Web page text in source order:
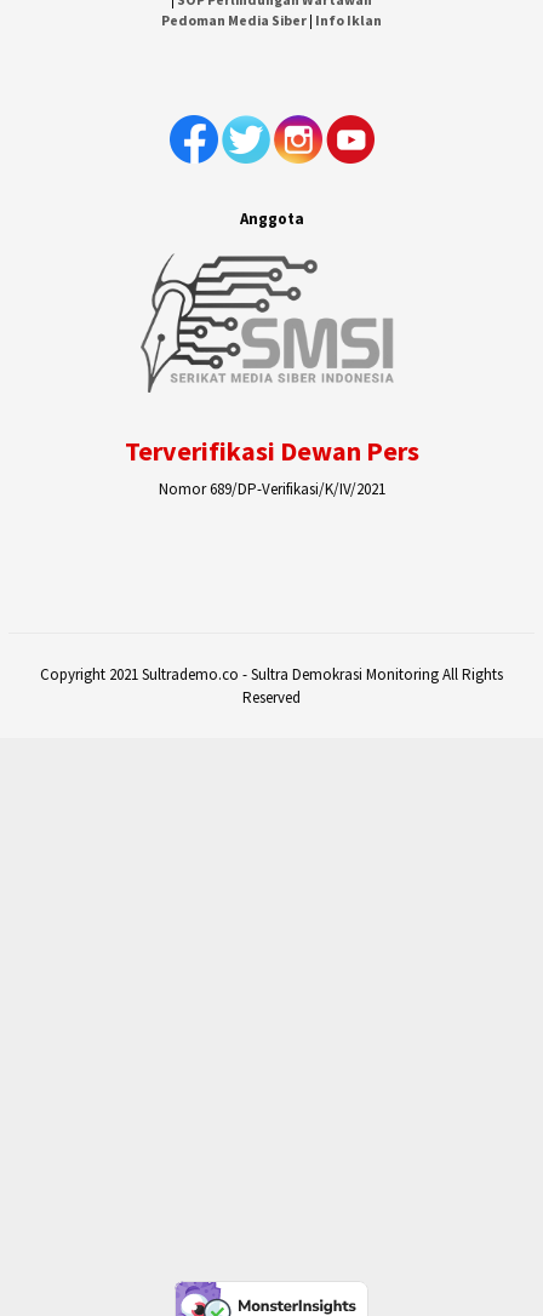
Pedoman Media Siber | Info Iklan
Anggota
Terverifikasi Dewan Pers
Nomor 689/DP-Verifikasi/K/IV/2021
Copyright 2021 Sultrademo.co - Sultra Demokrasi Monitoring All Rights
Reserved